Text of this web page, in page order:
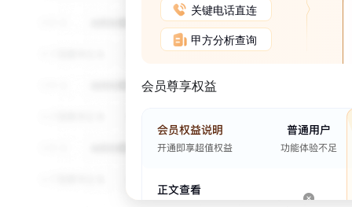
关键电话直连
甲方分析查询
会员尊享权益